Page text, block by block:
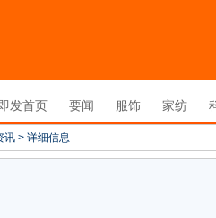
发首页 要闻 服饰 家纺
讯 > 详细信息